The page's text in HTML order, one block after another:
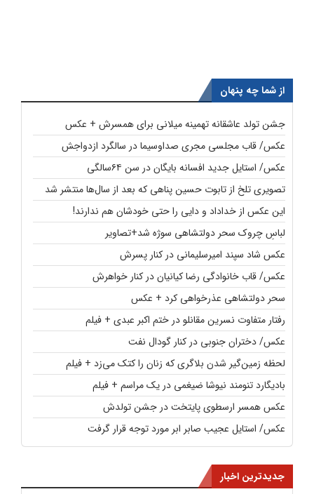
از شما چه پنهان
جشن تولد عاشقانه تهمینه میلانی برای همسرش + عکس
عکس/ قاب مجلسی مجری صداوسیما در سالگرد ازدواجش
عکس/ استایل جدید افسانه بایگان در سن ۶۴سالگی
تصویری تلخ از تابوت حسین پناهی که بعد از سال‌ها منتشر شد
این عکس از خداداد و دایی را حتی خودشان هم ندارند!
لباسِ چروک سحر دولتشاهی سوژه شد+تصاویر
عکس شاد سپند امیرسلیمانی در کنار پسرش
عکس/ قاب خانوادگی رضا کیانیان در کنار خواهرش
سحر دولتشاهی عذرخواهی کرد + عکس
رفتار متفاوت نسرین مقانلو در ختم اکبر عبدی + فیلم
عکس/ دختران جنوبی در کنار گودال نفت
لحظه زمین‌گیر شدن بلاگری که زنان را کتک می‌زد + فیلم
بادیگارد تنومند نیوشا ضیغمی در یک مراسم + فیلم
عکس همسر ارسطوی پایتخت در جشن تولدش
عکس/ استایل عجیب صابر ابر مورد توجه قرار گرفت
جدیدترین اخبار